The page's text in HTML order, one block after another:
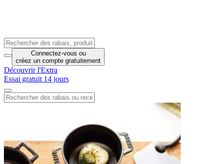
Connectez-vous ou
créez un compte gratuitement
Découvrir l'Extra
Essai gratuit 14 jours